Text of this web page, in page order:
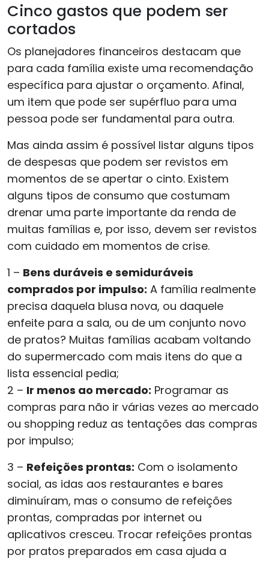
Cinco gastos que podem ser
cortados
Os planejadores financeiros destacam que
para cada família existe uma recomendação
específica para ajustar o orçamento. Afinal,
um item que pode ser supérfluo para uma
pessoa pode ser fundamental para outra.
Mas ainda assim é possível listar alguns tipos
de despesas que podem ser revistos em
momentos de se apertar o cinto. Existem
alguns tipos de consumo que costumam
drenar uma parte importante da renda de
muitas famílias e, por isso, devem ser revistos
com cuidado em momentos de crise.
1 – Bens duráveis e semiduráveis
comprados por impulso: A família realmente
precisa daquela blusa nova, ou daquele
enfeite para a sala, ou de um conjunto novo
de pratos? Muitas famílias acabam voltando
do supermercado com mais itens do que a
lista essencial pedia;
2 – Ir menos ao mercado: Programar as
compras para não ir várias vezes ao mercado
ou shopping reduz as tentações das compras
por impulso;
3 – Refeições prontas: Com o isolamento
social, as idas aos restaurantes e bares
diminuíram, mas o consumo de refeições
prontas, compradas por internet ou
aplicativos cresceu. Trocar refeições prontas
por pratos preparados em casa ajuda a